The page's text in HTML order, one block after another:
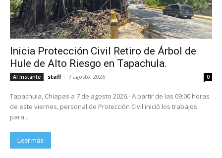
Inicia Protección Civil Retiro de Árbol de
Hule de Alto Riesgo en Tapachula.
Al Instante staff - 7 agosto, 2026 0
Tapachula, Chiapas a 7 de agosto 2026.- A partir de las 09:00 horas
de este viernes, personal de Protección Civil inició los trabajos
para...
Leer más